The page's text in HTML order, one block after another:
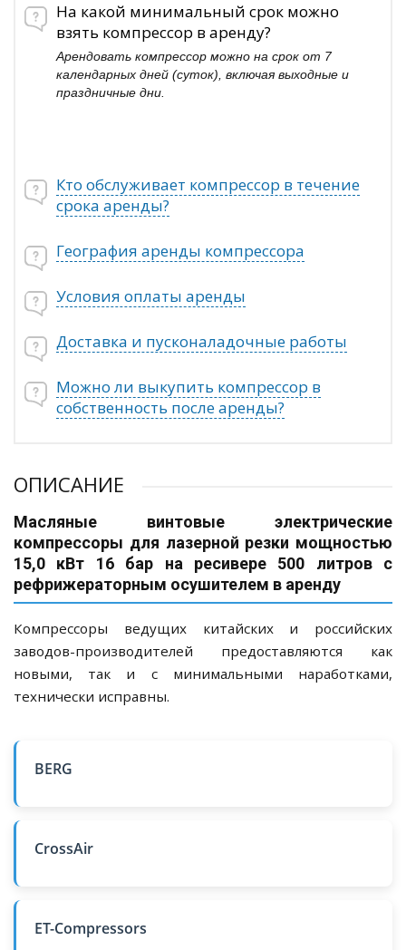
На какой минимальный срок можно
взять компрессор в аренду?
Арендовать компрессор можно на срок от 7
календарных дней (суток), включая выходные и
праздничные дни.
Кто обслуживает компрессор в течение
срока аренды?
География аренды компрессора
Условия оплаты аренды
Доставка и пусконаладочные работы
Можно ли выкупить компрессор в
собственность после аренды?
ОПИСАНИЕ
Масляные винтовые электрические
компрессоры для лазерной резки мощностью
15,0 кВт 16 бар на ресивере 500 литров с
рефрижераторным осушителем в аренду
Компрессоры ведущих китайских и российских
заводов-производителей предоставляются как
новыми, так и с минимальными наработками,
технически исправны.
BERG
CrossAir
ET-Compressors